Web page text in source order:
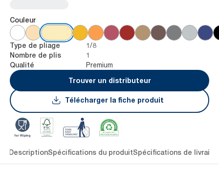
Couleur
Type de pliage 1/8
Nombre de plis 1
Qualité
Premium
Trouver un distributeur
Télécharger la fiche produit
DescriptionSpécifications du produitSpécifications de